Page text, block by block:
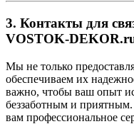
3. Контакты для
VOSTOK-
Мы не только
обеспечиваем их
важно, чтобы ваш опыт
беззаботным и
вам профессиональное